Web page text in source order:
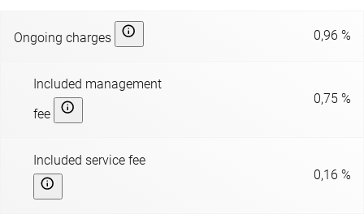
Ongoing charges 0,96 %
Included management
fee
0,75 %
Included service fee
0,16 %